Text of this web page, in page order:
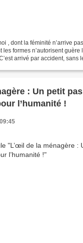
, dont la féminité n’arrive
formes n’autorisent guère
arrivé par accident, sans
: Un petit
l’humanité !